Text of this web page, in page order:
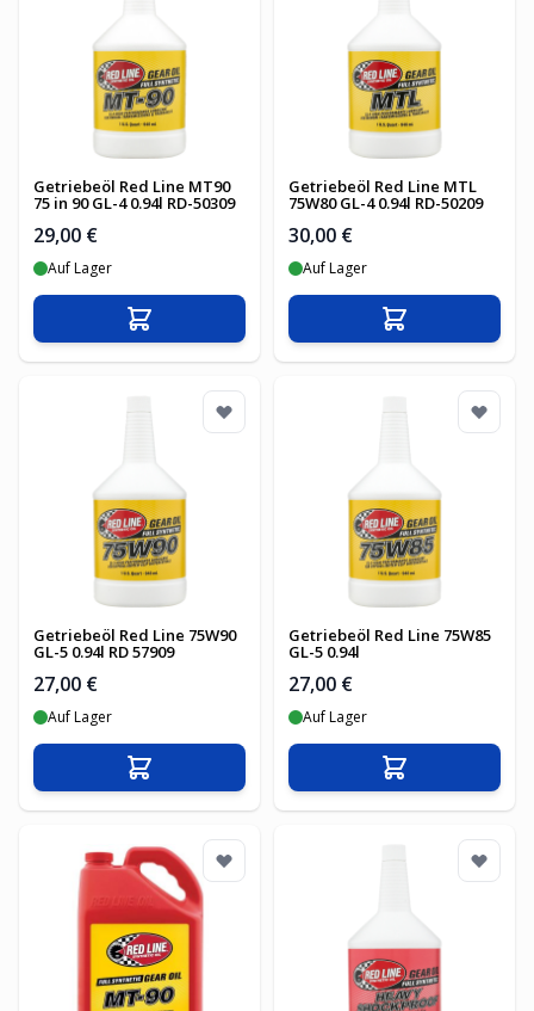
Getriebeöl Red Line MT90
75 in 90 GL-4 0.94l RD-50309
29,00 €
Auf Lager
In den Warenkorb
Getriebeöl Red Line MTL
75W80 GL-4 0.94l RD-50209
30,00 €
Auf Lager
In den
Getriebeöl Red Line 75W90
GL-5 0.94l RD 57909
27,00 €
Auf Lager
In den Warenkorb
Getriebeöl Red Line 75W85
GL-5 0.94l
27,00 €
Auf Lager
In den